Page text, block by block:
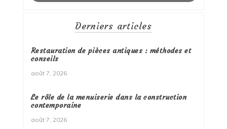
Derniers articles
Restauration de pièces antiques : méthodes et
conseils
août 7, 2026
Le rôle de la menuiserie dans la construction
contemporaine
août 7, 2026